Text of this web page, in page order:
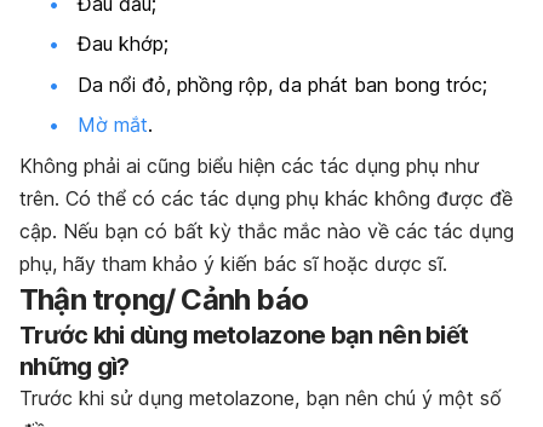
Đau khớp;
Da nổi đỏ, phồng rộp, da phát ban bong tróc;
Mờ mắt.
Không phải ai cũng biểu hiện các tác dụng phụ như
trên. Có thể có các tác dụng phụ khác không được đề
cập. Nếu bạn có bất kỳ thắc mắc nào về các tác dụng
phụ, hãy tham khảo ý kiến bác sĩ hoặc dược sĩ.
Thận trọng/ Cảnh báo
Trước khi dùng metolazone bạn nên biết
những gì?
Trước khi sử dụng metolazone, bạn nên chú ý một số